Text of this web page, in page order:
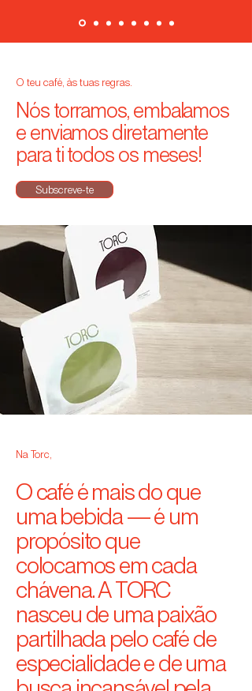
O teu café, às tuas regras.
Nós torramos, embalamos
e enviamos diretamente
para ti todos os meses!
Subscreve-te
Na Torc,
O café é mais do que
uma bebida — é um
propósito que
colocamos em cada
chávena. A TORC
nasceu de uma paixão
partilhada pelo café de
especialidade e de uma